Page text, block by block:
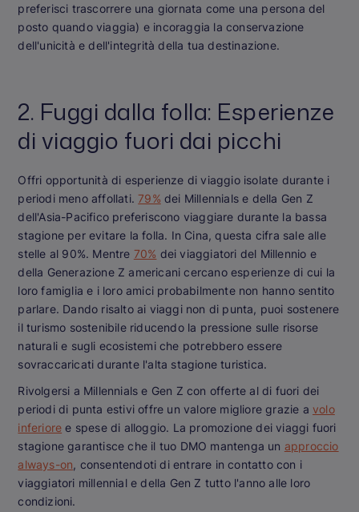
preferisci trascorrere una giornata come una persona del
posto quando viaggia) e incoraggia la conservazione
dell'unicità e dell'integrità della tua destinazione.
2. Fuggi dalla folla: Esperienze
di viaggio fuori dai picchi
Offri opportunità di esperienze di viaggio isolate durante i
periodi meno affollati.79% dei Millennials e della Gen Z
dell'Asia-Pacifico preferiscono viaggiare durante la bassa
stagione per evitare la folla. In Cina, questa cifra sale alle
stelle al 90%. Mentre 70% dei viaggiatori del Millennio e
della Generazione Z americani cercano esperienze di cui la
loro famiglia e i loro amici probabilmente non hanno sentito
parlare. Dando risalto ai viaggi non di punta, puoi sostenere
il turismo sostenibile riducendo la pressione sulle risorse
naturali e sugli ecosistemi che potrebbero essere
sovraccaricati durante l'alta stagione turistica.
Rivolgersi a Millennials e Gen Z con offerte al di fuori dei
periodi di punta estivi offre un valore migliore grazie a volo
inferiore e spese di alloggio. La promozione dei viaggi fuori
stagione garantisce che il tuo DMO mantenga un approccio
always-on, consentendoti di entrare in contatto con i
viaggiatori millennial e della Gen Z tutto l'anno alle loro
condizioni.